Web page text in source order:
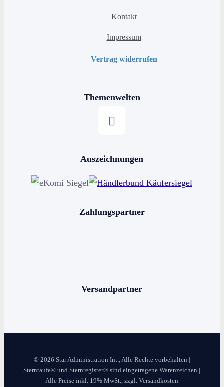
Kontakt
Impressum
Vertrag widerrufen
Themenwelten
Horoskop kaufen
Sternschnuppe kaufen
Auszeichnungen
Zahlungspartner
Versandpartner
© 2026 Star Administration Int., Alle Rechte vorbehalten |
Sterntaufe® und Sternregister® sind eingetragene Warenzeichen |
Alle Preise inkl. 19% MwSt., zzgl. Versandkosten